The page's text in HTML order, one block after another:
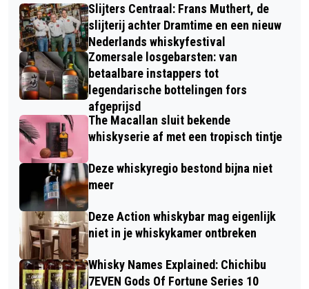
Slijters Centraal: Frans Muthert, de
slijterij achter Dramtime en een nieuw
Nederlands whiskyfestival
Zomersale losgebarsten: van
betaalbare instappers tot
legendarische bottelingen fors
afgeprijsd
The Macallan sluit bekende
whiskyserie af met een tropisch tintje
Deze whiskyregio bestond bijna niet
meer
Deze Action whiskybar mag eigenlijk
niet in je whiskykamer ontbreken
Whisky Names Explained: Chichibu
7EVEN Gods Of Fortune Series 10